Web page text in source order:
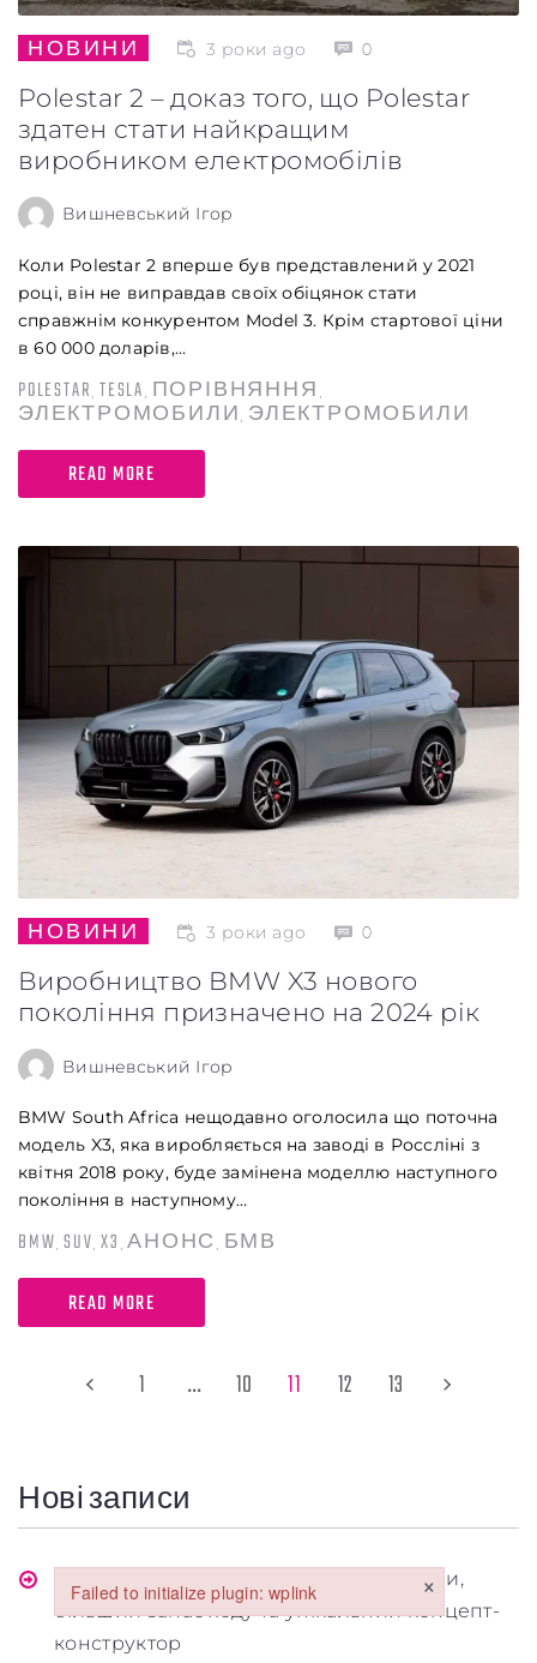
НОВИНИ 3 роки ago 0
Polestar 2 – доказ того, що Polestar
здатен стати найкращим
виробником електромобілів
Вишневський Ігор
Коли Polestar 2 вперше був представлений у 2021
році, він не виправдав своїх обіцянок стати
справжнім конкурентом Model 3. Крім стартової ціни
в 60 000 доларів,...
POLESTAR TESLA ПОРІВНЯННЯ
ЭЛЕКТРОМОБИЛИ ЭЛЕКТРОМОБИЛИ
READ MORE
НОВИНИ 3 роки ago 0
Виробництво BMW X3 нового
покоління призначено на 2024 рік
Вишневський Ігор
BMW South Africa нещодавно оголосила що поточна
модель X3, яка виробляється на заводі в Россліні з
квітня 2018 року, буде замінена моделлю наступного
покоління в наступному...
BMW SUV X3 ,АНОНС БМВ
READ MORE
1 … 10 11 12 13
Нові записи
Електричні Slate Truck та SUV: Нові ціни,
більший запас ходу та унікальний концепт-
конструктор
Параграф
Failed to initialize plugin: wplink ×
Failed to initialize plugin: wplink